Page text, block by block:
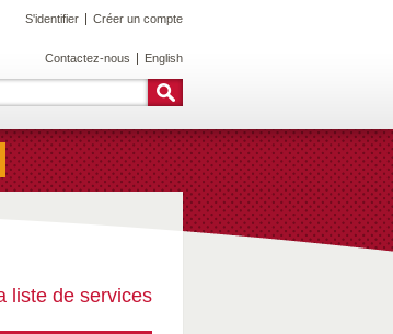
S'identifier Créer un compte
Contactez-nous English
liste de services